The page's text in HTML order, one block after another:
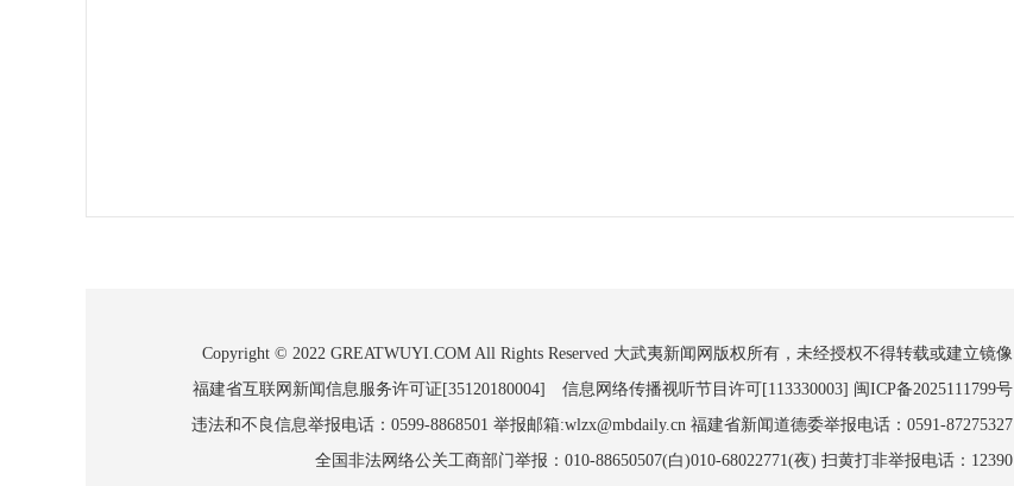
Copyright © 2022 GREATWUYI.COM All Rights Reserved 大武夷新闻网版权所有，未经授权不得转载或建立镜像
福建省互联网新闻信息服务许可证[35120180004] 信息网络传播视听节目许可[113330003] 闽ICP备2025111799号
违法和不良信息举报电话：0599-8868501 举报邮箱:wlzx@mbdaily.cn 福建省新闻道德委举报电话：0591-87275327
全国非法网络公关工商部门举报：010-88650507(白)010-68022771(夜) 扫黄打非举报电话：12390